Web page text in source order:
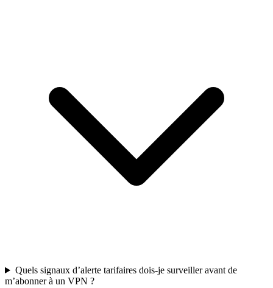
Quels signaux d’alerte tarifaires dois-je surveiller avant de
m’abonner à un VPN ?